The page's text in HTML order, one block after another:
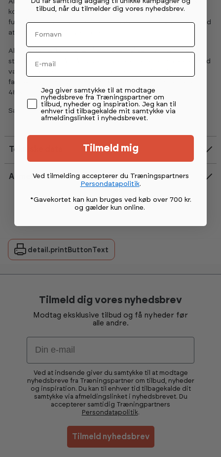
Abilica KettleBells er perfekt til dig, der ønsker øget styrke,
koordination, stabilitet og udholdenhed. Du træner
funktionelt og tredimensionelt, og øvelserne hjælper dig med
at fungere bedre i hverdagen.
Abilica KettleBells har en flad base, hvilket gør dem meget
stabile, når de står på gulvet. Hver kettlebell er markeret med
vægt i både kilo og pund og har desuden sin unikke
farvekode, som gør den nem at identificere. Findes i 4 kg til
48 kg.
Sælges enkeltvis.
Tekniske data
Anmeldelser
Vurdering:
4.8 ud af 5 stjerner
detail.printButtonText
Tilmeld dig vores nyhedsbrev
Modtag eksklusive tilbud og få nyheder før
alle andre.
Email
Ved at indsende giver du samtykke til at modtage
nyhedsbreve fra Træningspartner om tilbud, nyheder
og inspiration. Du kan til enhver tid tilbagekalde dit
samtykke via afmeldingslinket i nyhedsbrevet. Du
accepterer samtidig Træningpartners
Persondatapolitik.
Tilmeld nyhedsbrev
tilbud, når du tilmelder dig vores nyhedsbrev.
Fornavn
Email
Permission tekst
Jeg giver samtykke til at modtage
nyhedsbreve fra Træningspartner om
tilbud, nyheder og inspiration. Jeg kan til
enhver tid tilbagekalde mit samtykke via
afmeldingslinket i nyhedsbrevet.
Tilmeld mig
Ved tilmelding accepterer du Træningspartners
Persondatapolitik.
*Gavekortet kan kun bruges ved køb over 700 kr.
og gælder kun online.